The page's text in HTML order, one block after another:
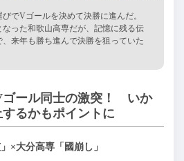
でVゴールを決めて決勝に進んだ。
った和歌山高専だが、記憶に残る伝
来年も勝ち進んで決勝を狙っていた
ゴール同士の激突！ いか
るかもポイントに
×大分高専「國崩し」